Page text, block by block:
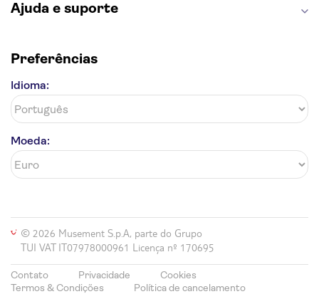
Ajuda e suporte
Preferências
Idioma:
Moeda:
© 2026 Musement S.p.A, parte do Grupo
TUI VAT IT07978000961 Licença nº 170695
Contato Privacidade
Cookies
Termos & Condições
Política de cancelamento